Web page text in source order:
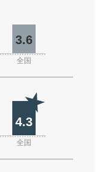
3.6
全国
4.3
全国